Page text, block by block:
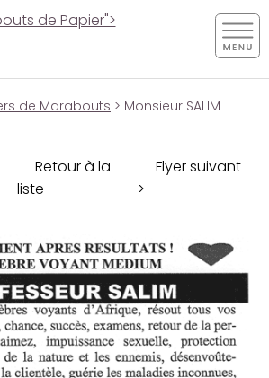
de Papier">
de Marabouts > Monsieur SALIM
Retour à la
liste
Flyer suivant
>